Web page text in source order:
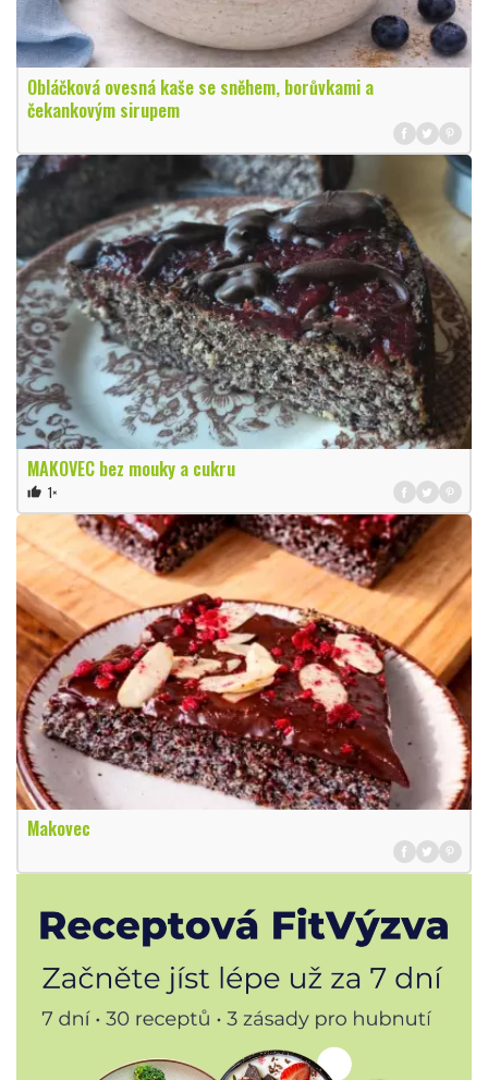
Obláčková ovesná kaše se sněhem, borůvkami a
čekankovým sirupem
MAKOVEC bez mouky a cukru
thumb_up 1×
Makovec